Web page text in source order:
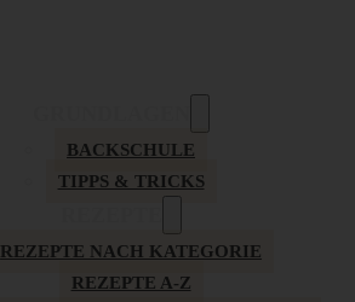
BACKSCHULE
TIPPS & TRICKS
REZEPTE NACH KATEGORIE
REZEPTE A-Z